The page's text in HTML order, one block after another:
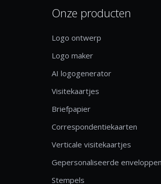
Onze producten
Logo ontwerp
Logo maker
AI logogenerator
Visitekaartjes
Briefpapier
Correspondentiekaarten
Verticale visitekaartjes
Gepersonaliseerde enveloppen
Stempels